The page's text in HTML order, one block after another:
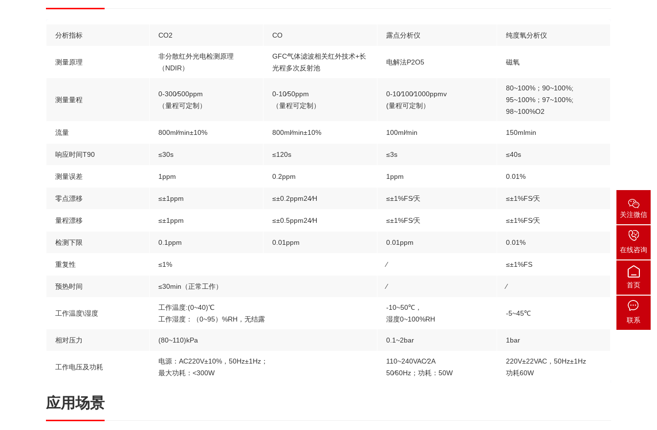
分析指标 CO2 CO 露点分析仪 纯度氧分析仪
测量原理
非分散红外光电检测原理
（NDIR）
GFC气体滤波相关红外技术+长
光程多次反射池
电解法P2O5 磁氧
测量量程
0-300∕500ppm
（量程可定制）
0-10∕50ppm
（量程可定制）
0-10∕100∕1000ppmv
(量程可定制）
80~100%；90~100%;
95~100%；97~100%;
98~100%O2
流量 800ml∕min±10% 800ml∕min±10% 100ml∕min 150mlmin
响应时间T90 ≤30s ≤120s ≤3s ≤40s
测量误差 1ppm 0.2ppm 1ppm 0.01%
零点漂移 ≤±1ppm ≤±0.2ppm24∕H ≤±1%FS∕天 ≤±1%FS∕天
量程漂移 ≤±1ppm ≤±0.5ppm24∕H ≤±1%FS∕天 ≤±1%FS∕天
检测下限 0.1ppm 0.01ppm 0.01ppm 0.01%
重复性 ≤1% ∕ ≤±1%FS
预热时间 ≤30min（正常工作） ∕ ∕
工作温度\湿度
工作温度:(0~40)℃
工作湿度：（0~95）%RH，无结露
-10~50℃，
湿度0~100%RH
-5~45℃
相对压力 (80~110)kPa 0.1~2bar 1bar
工作电压及功耗
电源：AC220V±10%，50Hz±1Hz；
最大功耗：<300W
110~240VAC∕2A
50∕60Hz；功耗：50W
220V±22VAC，50Hz±1Hz
功耗60W
应用场景
关注微信
在线咨询
首页
联系